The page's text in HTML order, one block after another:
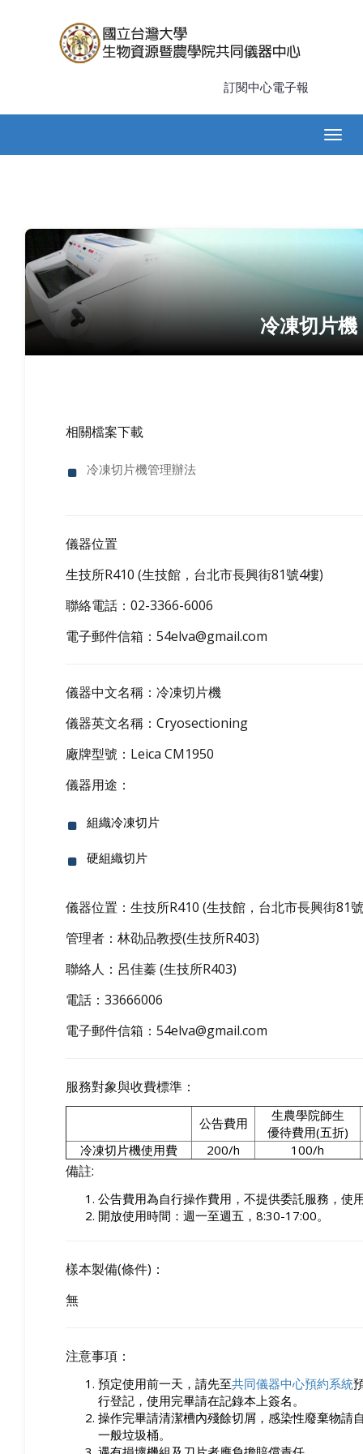
訂閱中心電子報
navigation
冷凍切片機
相關檔案下載
冷凍切片機管理辦法
儀器位置
生技所R410 (生技館，台北市長興街81號4樓)
聯絡電話：02-3366-6006
電子郵件信箱： 54elva@gmail.com
儀器中文名稱：冷凍切片機
儀器英文名稱：Cryosectioning
廠牌型號：Leica CM1950
儀器用途：
組織冷凍切片
硬組織切片
儀器位置：生技所R410 (生技館，台北市長興街81
管理者：林劭品教授(生技所R403)
聯絡人： 呂佳蓁(生技所R403)
電話：33666006
電子郵件信箱： 54elva@gmail.com
服務對象與收費標準：
公告費用
生農學院師生
優待費用(五折)
冷凍切片機使用費
200/h 100/h
備註:
公告費用為自行操作費用，不提供委託服務，使
開放使用時間：週一至週五，8:30-17:00。
樣本製備(條件)：
無
注意事項：
預定使用前一天，請先至共同儀器中心預約系統
行登記，使用完畢請在記錄本上簽名。
操作完畢請清潔槽內殘餘切屑，感染性廢棄物請
一般垃圾桶。